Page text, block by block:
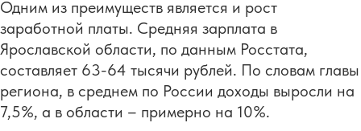
Одним из преимуществ является и рост
заработной платы. Средняя зарплата в
Ярославской области, по данным Росстата,
составляет 63-64 тысячи рублей. По словам главы
региона, в среднем по России доходы выросли на
7,5%, а в области – примерно на 10%.